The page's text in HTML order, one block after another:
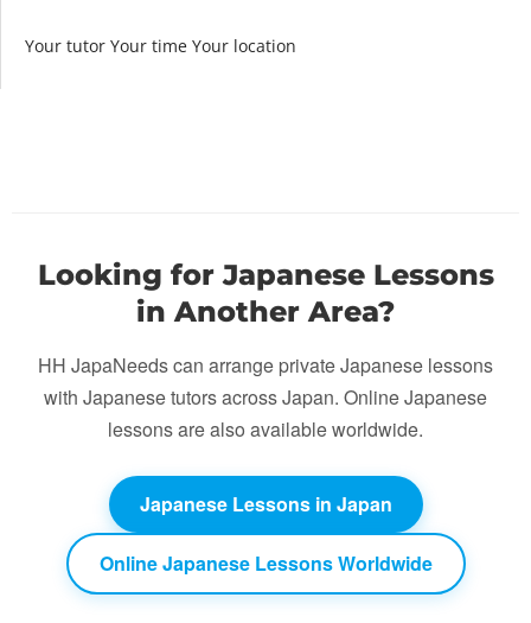
Your tutor Your time Your location
Looking for Japanese Lessons
in Another Area?
HH JapaNeeds can arrange private Japanese lessons
with Japanese tutors across Japan. Online Japanese
lessons are also available worldwide.
Japanese Lessons in Japan
Online Japanese Lessons Worldwide